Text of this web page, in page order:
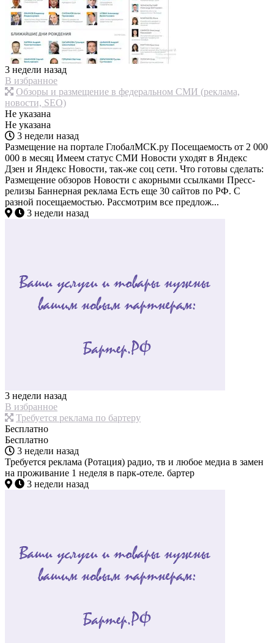
3 недели назад
В избранное
Обзоры и размещение в федеральном СМИ (реклама,
новости, SEO)
Не указана
Не указана
3 недели назад
Размещение на портале ГлобалМСК.ру Посещаемость от 2 000
000 в месяц Имеем статус СМИ Новости уходят в Яндекс
Дзен и Яндекс Новости, так-же соц сети. Что готовы сделать:
Размещение обзоров Новости с акорными ссылками Пресс-
релизы Баннерная реклама Есть еще 30 сайтов по РФ. С
разной посещаемостью. Рассмотрим все предлож...
3 недели назад
3 недели назад
В избранное
Требуется реклама по бартеру
Бесплатно
Бесплатно
3 недели назад
Требуется реклама (Ротация) радио, тв и любое медиа в замен
на проживание 1 неделя в парк-отеле. бартер
3 недели назад